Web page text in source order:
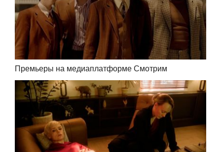
Премьеры на медиаплатформе Смотрим